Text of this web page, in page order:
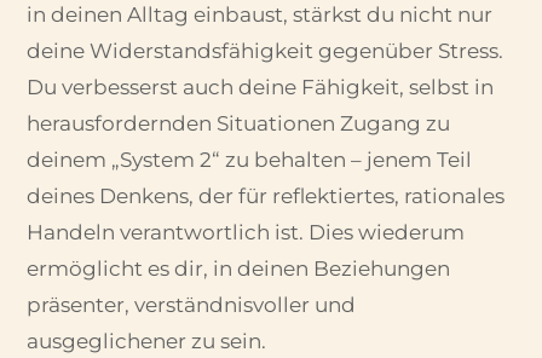
in deinen Alltag einbaust, stärkst du nicht nur
deine Widerstandsfähigkeit gegenüber Stress.
Du verbesserst auch deine Fähigkeit, selbst in
herausfordernden Situationen Zugang zu
deinem „System 2“ zu behalten – jenem Teil
deines Denkens, der für reflektiertes, rationales
Handeln verantwortlich ist. Dies wiederum
ermöglicht es dir, in deinen Beziehungen
präsenter, verständnisvoller und
ausgeglichener zu sein.